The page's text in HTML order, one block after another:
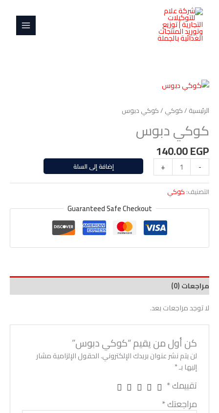
المحتوى
MENU
الرئيسية /كوكي / كوكي دبوس
كوكي دبوس
140.00EGP
-
كمية
دبوس
+ إضافة إلى السلة
التصنيف: كوكي
Guaranteed Safe Checkout
مراجعات (0)
لا توجد مراجعات بعد.
كن أول من يقيم “كوكي دبوس”
لن يتم نشر عنوان بريدك الإلكتروني.الحقول الإلزامية مشار
إليها بـ*
تقييمك*
مراجعتك*